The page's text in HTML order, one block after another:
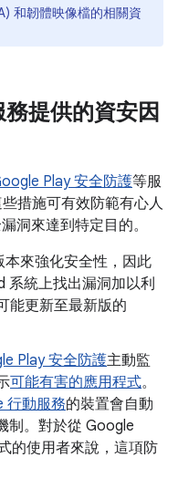
和韌體映像檔的相關資
提供的資安因
Play 安全防護等服
措施可有效防範有心人
洞來達到特定目的。
來強化安全性，因此
系統上找出漏洞加以利
能更新至最新版的
Play 安全防護主動監
可能有害的應用程式。
行動服務的裝置會自動
制。對於從 Google
的使用者來說，這項防